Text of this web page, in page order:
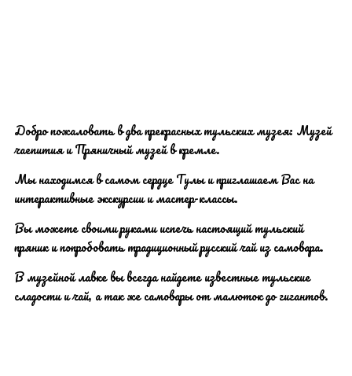
Добро пожаловать в два прекрасных тульских музея: Музей
чаепития и Пряничный музей в кремле.
Мы находимся в самом сердце Тулы и приглашаем Вас на
интерактивные экскурсии и мастер-классы.
Вы можете своими руками испечь настоящий тульский
пряник и попробовать традиционный русский чай из самовара.
В музейной лавке вы всегда найдете известные тульские
сладости и чай, а так же самовары от малюток до гигантов.